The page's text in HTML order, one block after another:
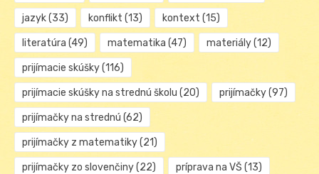
jazyk(33) konflikt (13) kontext (15)
literatúra (49) matematika (47) materiály(12)
prijímacie skúšky(116)
prijímacie skúšky na strednú školu (20) prijímačky(97)
prijímačky na strednú (62)
prijímačky z matematiky(21)
prijímačky zo slovenčiny(22) príprava na VŠ (13)